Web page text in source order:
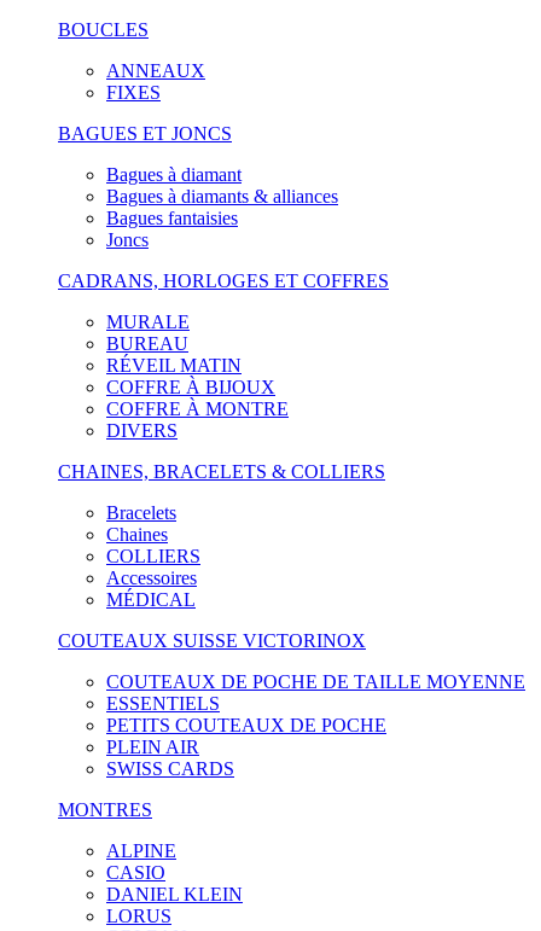
BOUCLES
ANNEAUX
FIXES
BAGUES ET JONCS
Bagues à diamant
Bagues à diamants & alliances
Bagues fantaisies
Joncs
CADRANS, HORLOGES ET COFFRES
MURALE
BUREAU
RÉVEIL MATIN
COFFRE À BIJOUX
COFFRE À MONTRE
DIVERS
CHAINES, BRACELETS & COLLIERS
Bracelets
Chaines
COLLIERS
Accessoires
MÉDICAL
COUTEAUX SUISSE VICTORINOX
COUTEAUX DE POCHE DE TAILLE MOYENNE
ESSENTIELS
PETITS COUTEAUX DE POCHE
PLEIN AIR
SWISS CARDS
MONTRES
ALPINE
CASIO
DANIEL KLEIN
LORUS